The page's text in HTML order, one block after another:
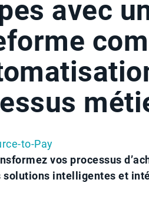
avec
to-Pay
vos processus
solutions intelligentes et